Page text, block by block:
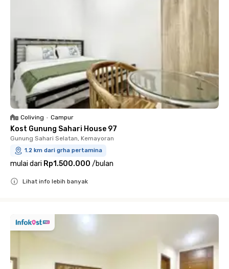
Coliving • Campur
Kost Gunung Sahari House 97
Gunung Sahari Selatan, Kemayoran
1.2 km dari grha pertamina
mulai dari Rp1.500.000 /bulan
Lihat info lebih banyak